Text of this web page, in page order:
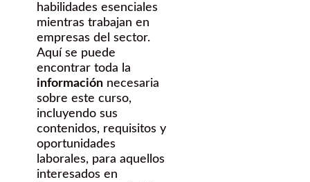
habilidades esenciales
mientras trabajan en
empresas del sector.
Aquí se puede
encontrar toda la
información necesaria
sobre este curso,
incluyendo sus
contenidos, requisitos y
oportunidades
laborales, para aquellos
interesados en